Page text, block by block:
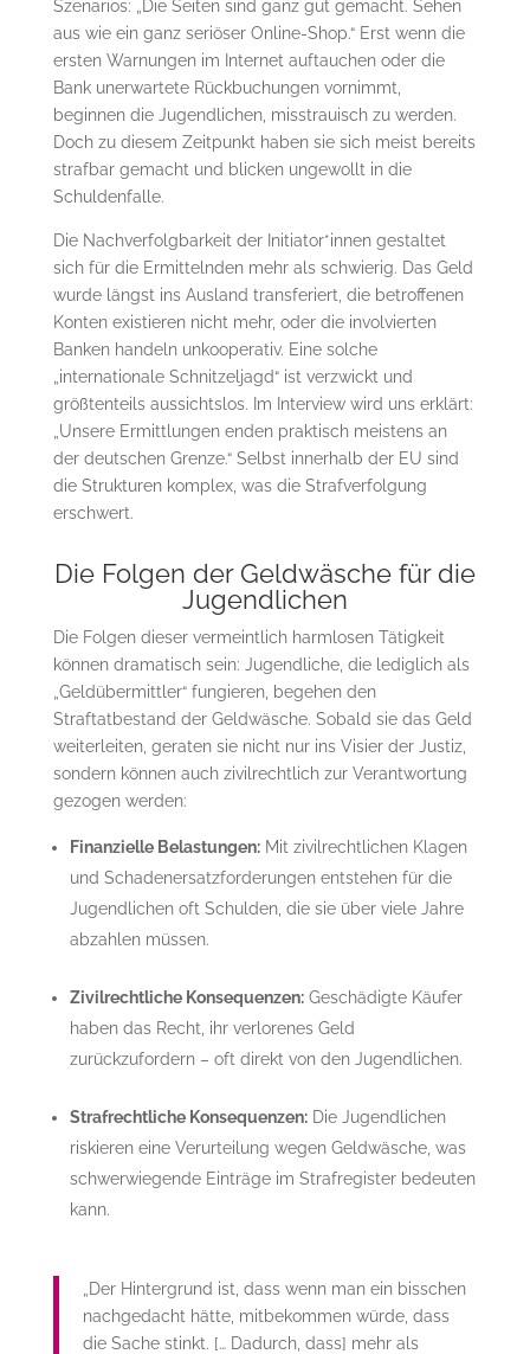
Szenarios: „Die Seiten sind ganz gut gemacht. Sehen
aus wie ein ganz seriöser Online-Shop.“ Erst wenn die
ersten Warnungen im Internet auftauchen oder die
Bank unerwartete Rückbuchungen vornimmt,
beginnen die Jugendlichen, misstrauisch zu werden.
Doch zu diesem Zeitpunkt haben sie sich meist bereits
strafbar gemacht und blicken ungewollt in die
Schuldenfalle.
Die Nachverfolgbarkeit der Initiator*innen gestaltet
sich für die Ermittelnden mehr als schwierig. Das Geld
wurde längst ins Ausland transferiert, die betroffenen
Konten existieren nicht mehr, oder die involvierten
Banken handeln unkooperativ. Eine solche
„internationale Schnitzeljagd“ ist verzwickt und
größtenteils aussichtslos. Im Interview wird uns erklärt:
„Unsere Ermittlungen enden praktisch meistens an
der deutschen Grenze.“ Selbst innerhalb der EU sind
die Strukturen komplex, was die Strafverfolgung
erschwert.
Die Folgen der Geldwäsche für die
Jugendlichen
Die Folgen dieser vermeintlich harmlosen Tätigkeit
können dramatisch sein: Jugendliche, die lediglich als
„Geldübermittler“ fungieren, begehen den
Straftatbestand der Geldwäsche. Sobald sie das Geld
weiterleiten, geraten sie nicht nur ins Visier der Justiz,
sondern können auch zivilrechtlich zur Verantwortung
gezogen werden:
Finanzielle Belastungen:Mit zivilrechtlichen Klagen
und Schadenersatzforderungen entstehen für die
Jugendlichen oft Schulden, die sie über viele Jahre
abzahlen müssen.
Zivilrechtliche Konsequenzen:Geschädigte Käufer
haben das Recht, ihr verlorenes Geld
zurückzufordern – oft direkt von den Jugendlichen.
Strafrechtliche Konsequenzen:Die Jugendlichen
riskieren eine Verurteilung wegen Geldwäsche, was
schwerwiegende Einträge im Strafregister bedeuten
kann.
„Der Hintergrund ist, dass wenn man ein bisschen
nachgedacht hätte, mitbekommen würde, dass
die Sache stinkt. [… Dadurch, dass] mehr als